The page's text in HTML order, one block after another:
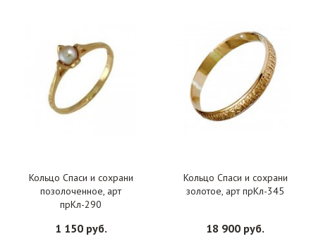
Кольцо Спаси и сохрани
позолоченное, арт
прКл-290
1 150 руб.
Кольцо Спаси и сохрани
золотое, арт прКл-345
18 900 руб.